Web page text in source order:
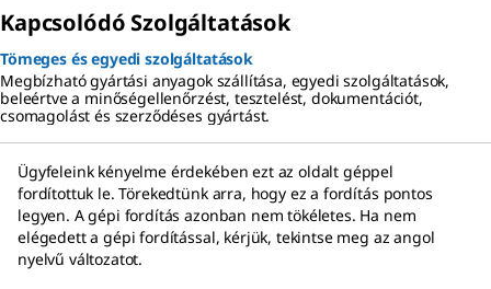
Kapcsolódó Szolgáltatások
Tömeges és egyedi szolgáltatások
Megbízható gyártási anyagok szállítása, egyedi szolgáltatások,
beleértve a minőségellenőrzést, tesztelést, dokumentációt,
csomagolást és szerződéses gyártást.
Ügyfeleink kényelme érdekében ezt az oldalt géppel
fordítottuk le. Törekedtünk arra, hogy ez a fordítás pontos
legyen. A gépi fordítás azonban nem tökéletes. Ha nem
elégedett a gépi fordítással, kérjük, tekintse meg az angol
nyelvű változatot.